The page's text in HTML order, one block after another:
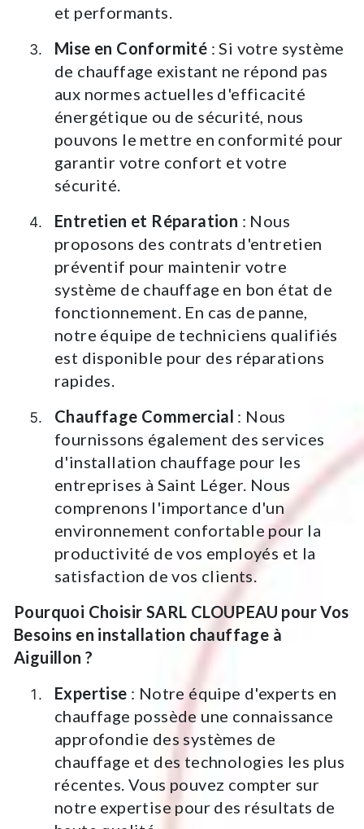
et performants.
Mise en Conformité : Si votre système
de chauffage existant ne répond pas
aux normes actuelles d'efficacité
énergétique ou de sécurité, nous
pouvons le mettre en conformité pour
garantir votre confort et votre
sécurité.
Entretien et Réparation : Nous
proposons des contrats d'entretien
préventif pour maintenir votre
système de chauffage en bon état de
fonctionnement. En cas de panne,
notre équipe de techniciens qualifiés
est disponible pour des réparations
rapides.
Chauffage Commercial : Nous
fournissons également des services
d'installation chauffage pour les
entreprises à Saint Léger. Nous
comprenons l'importance d'un
environnement confortable pour la
productivité de vos employés et la
satisfaction de vos clients.
Pourquoi Choisir SARL CLOUPEAU pour Vos
Besoins en installation chauffage à
Aiguillon ?
Expertise : Notre équipe d'experts en
chauffage possède une connaissance
approfondie des systèmes de
chauffage et des technologies les plus
récentes. Vous pouvez compter sur
notre expertise pour des résultats de